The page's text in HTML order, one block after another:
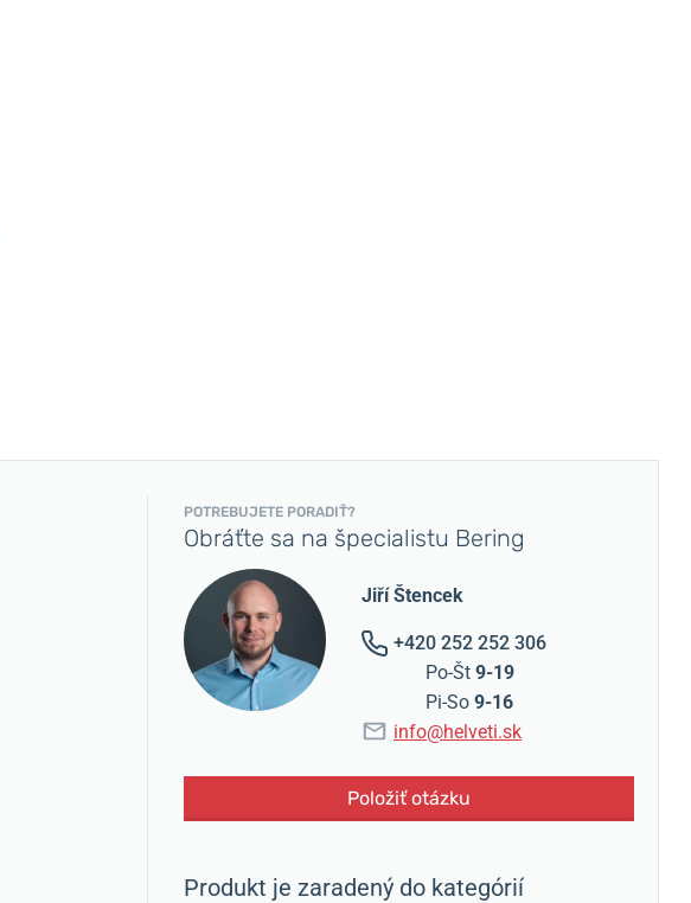
POTREBUJETE PORADIŤ?
Obráťte sa na špecialistu Bering
Jiří Štencek
+420 252 252 306
Po-Št 9-19
Pi-So 9-16
info@helveti.sk
Položiť otázku
Produkt je zaradený do kategórií